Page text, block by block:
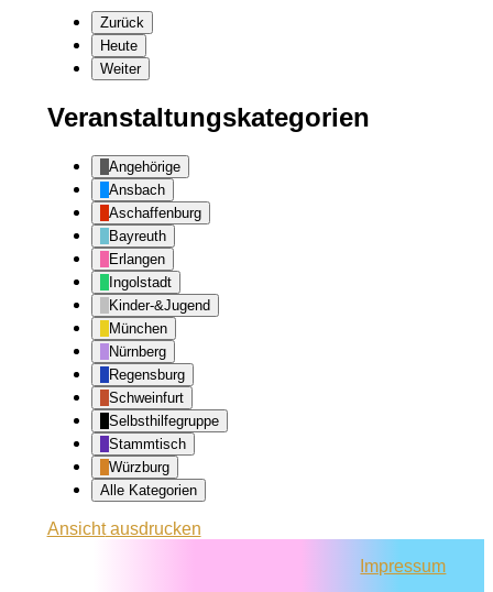
Zurück
Heute
Weiter
Veranstaltungskategorien
Angehörige
Ansbach
Aschaffenburg
Bayreuth
Erlangen
Ingolstadt
Kinder-&Jugend
München
Nürnberg
Regensburg
Schweinfurt
Selbsthilfegruppe
Stammtisch
Würzburg
Alle Kategorien
Ansichtausdrucken
Impressum